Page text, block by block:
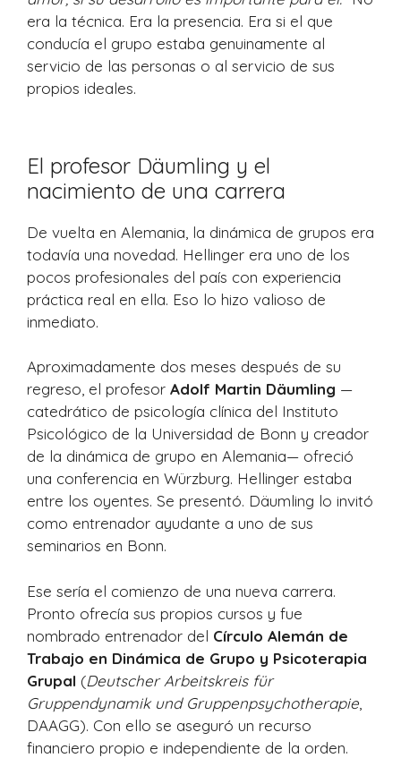
era la técnica. Era la presencia. Era si el que
conducía el grupo estaba genuinamente al
servicio de las personas o al servicio de sus
propios ideales.
El profesor Däumling y el
nacimiento de una carrera
De vuelta en Alemania, la dinámica de grupos era
todavía una novedad. Hellinger era uno de los
pocos profesionales del país con experiencia
práctica real en ella. Eso lo hizo valioso de
inmediato.
Aproximadamente dos meses después de su
regreso, el profesor Adolf Martin Däumling —
catedrático de psicología clínica del Instituto
Psicológico de la Universidad de Bonn y creador
de la dinámica de grupo en Alemania— ofreció
una conferencia en Würzburg. Hellinger estaba
entre los oyentes. Se presentó. Däumling lo invitó
como entrenador ayudante a uno de sus
seminarios en Bonn.
Ese sería el comienzo de una nueva carrera.
Pronto ofrecía sus propios cursos y fue
nombrado entrenador del Círculo Alemán de
Trabajo en Dinámica de Grupo y Psicoterapia
Grupal (Deutscher Arbeitskreis für
Gruppendynamik und Gruppenpsychotherapie
DAAGG). Con ello se aseguró un recurso
financiero propio e independiente de la orden.